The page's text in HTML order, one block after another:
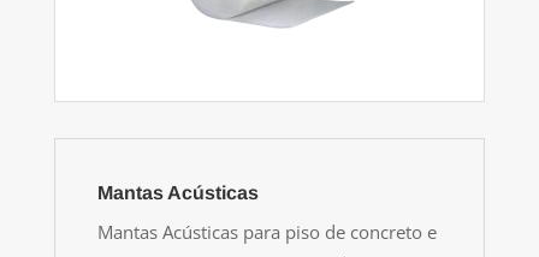
Mantas Acústicas
Mantas Acústicas para piso de concreto e